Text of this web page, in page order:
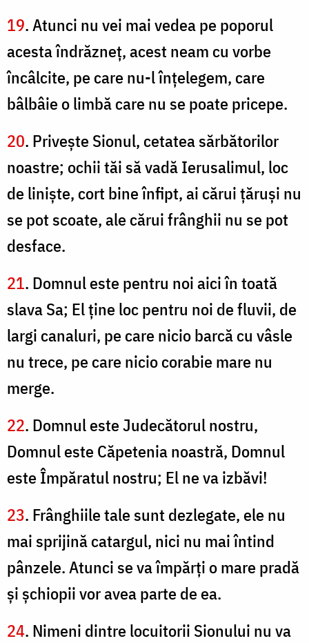
19. Atunci nu vei mai vedea pe poporul
acesta îndrăzneţ, acest neam cu vorbe
încâlcite, pe care nu-l înţelegem, care
bâlbâie o limbă care nu se poate pricepe.
20. Priveşte Sionul, cetatea sărbătorilor
noastre; ochii tăi să vadă Ierusalimul, loc
de linişte, cort bine înfipt, ai cărui ţăruşi nu
se pot scoate, ale cărui frânghii nu se pot
desface.
21. Domnul este pentru noi aici în toată
slava Sa; El ţine loc pentru noi de fluvii, de
largi canaluri, pe care nicio barcă cu vâsle
nu trece, pe care nicio corabie mare nu
merge.
22. Domnul este Judecătorul nostru,
Domnul este Căpetenia noastră, Domnul
este Împăratul nostru; El ne va izbăvi!
23. Frânghiile tale sunt dezlegate, ele nu
mai sprijină catargul, nici nu mai întind
pânzele. Atunci se va împărţi o mare pradă
şi şchiopii vor avea parte de ea.
24. Nimeni dintre locuitorii Sionului nu va